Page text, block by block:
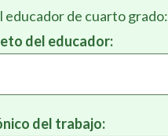
educador de cuarto grado:
del educador:
del trabajo: